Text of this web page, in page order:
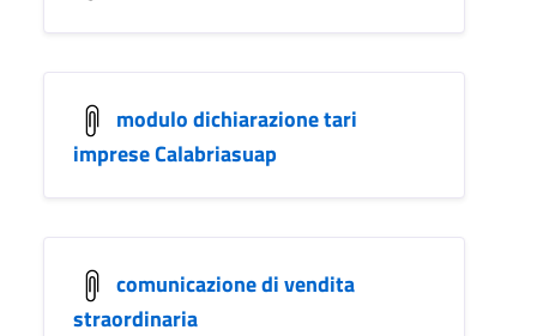
modulo dichiarazione tari
imprese Calabriasuap
comunicazione di vendita
straordinaria